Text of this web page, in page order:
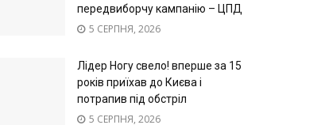
передвиборчу кампанію – ЦПД
5 СЕРПНЯ, 2026
Лідер Ногу свело! вперше за 15
років приїхав до Києва і
потрапив під обстріл
5 СЕРПНЯ, 2026